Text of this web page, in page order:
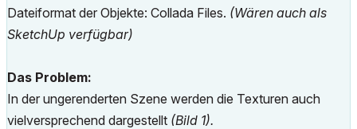
Dateiformat der Objekte: Collada Files. (Wären auch als
SketchUp verfügbar)
Das Problem:
In der ungerenderten Szene werden die Texturen auch
vielversprechend dargestellt (Bild 1).